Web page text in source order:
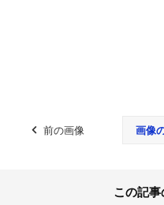
前の画像 画像
この記